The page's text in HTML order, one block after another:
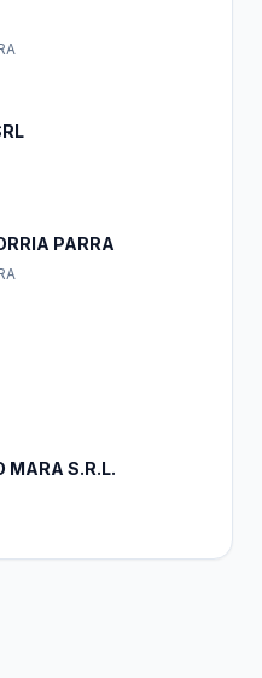
PARRA
MARA S.R.L.